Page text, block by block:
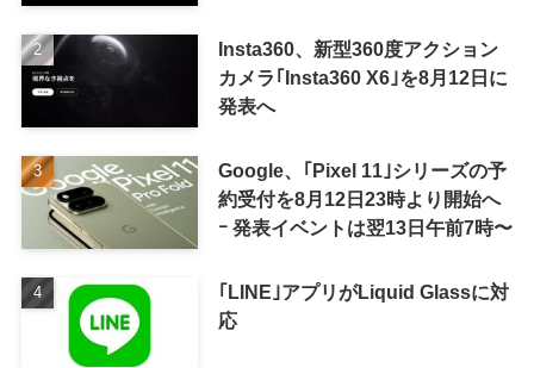
Insta360、新型360度アクション
カメラ｢Insta360 X6｣を8月12日に
発表へ
Google、｢Pixel 11｣シリーズの予
約受付を8月12日23時より開始へ
ｰ 発表イベントは翌13日午前7時〜
｢LINE｣アプリがLiquid Glassに対
応